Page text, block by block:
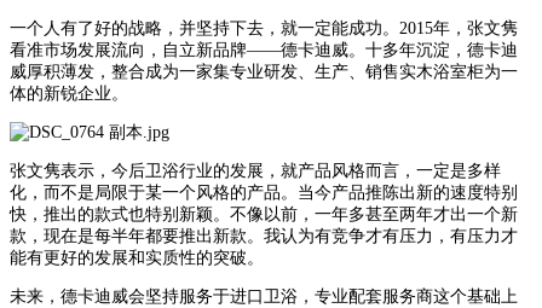
一个人有了好的战略，并坚持下去，就一定能成功。2015年，张文隽
看准市场发展流向，自立新品牌——德卡迪威。十多年沉淀，德卡迪
威厚积薄发，整合成为一家集专业研发、生产、销售实木浴室柜为一
体的新锐企业。
张文隽表示，今后卫浴行业的发展，就产品风格而言，一定是多样
化，而不是局限于某一个风格的产品。当今产品推陈出新的速度特别
快，推出的款式也特别新颖。不像以前，一年多甚至两年才出一个新
款，现在是每半年都要推出新款。我认为有竞争才有压力，有压力才
能有更好的发展和实质性的突破。
未来，德卡迪威会坚持服务于进口卫浴，专业配套服务商这个基础上